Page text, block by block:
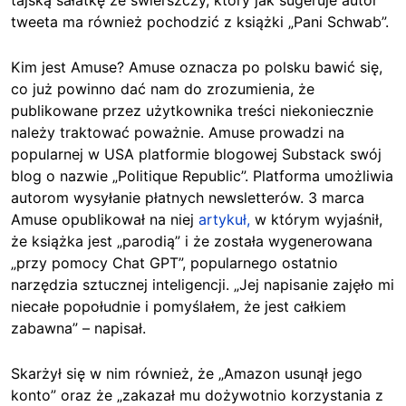
tweeta ma również pochodzić z książki „Pani Schwab”.
Kim jest Amuse? Amuse oznacza po polsku bawić się,
co już powinno dać nam do zrozumienia, że
publikowane przez użytkownika treści niekoniecznie
należy traktować poważnie. Amuse prowadzi na
popularnej w USA platformie blogowej Substack swój
blog o nazwie „Politique Republic”. Platforma umożliwia
autorom wysyłanie płatnych newsletterów. 3 marca
Amuse opublikował na niej artykuł, w którym wyjaśnił,
że książka jest „parodią” i że została wygenerowana
„przy pomocy Chat GPT”, popularnego ostatnio
narzędzia sztucznej inteligencji. „Jej napisanie zajęło mi
niecałe popołudnie i pomyślałem, że jest całkiem
zabawna” – napisał.
Skarżył się w nim również, że „Amazon usunął jego
konto” oraz że „zakazał mu dożywotnio korzystania z